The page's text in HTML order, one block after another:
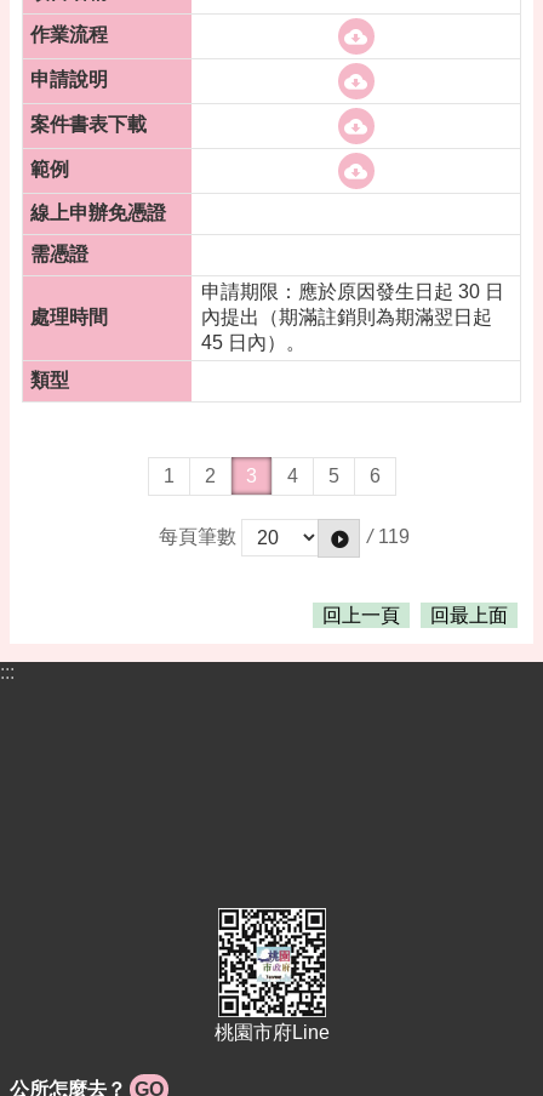
申請期限：應於原因發生日起 30 日
內提出（期滿註銷則為期滿翌日起
45 日內）。
1 2 3 4 5 6
每頁筆數 / 119
回上一頁 回最上面
:::
桃園市府Line
公所怎麼去？ GO